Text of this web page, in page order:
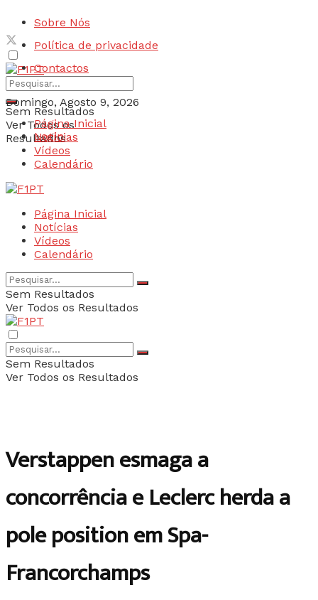
Sobre Nós
Política de privacidade
Contactos
Domingo, Agosto 9, 2026
Login
Sem Resultados
Ver Todos os
Resultados
Página Inicial
Notícias
Vídeos
Calendário
Página Inicial
Notícias
Vídeos
Calendário
Sem Resultados
Ver Todos os Resultados
Sem Resultados
Ver Todos os Resultados
Verstappen esmaga a
concorrência e Leclerc herda a
pole position em Spa-
Francorchamps